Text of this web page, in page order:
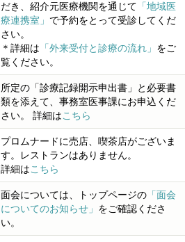
だき、紹介元医療機関を通じて 「地域医
療連携室」 で予約をとって受診してくだ
さい。
＊詳細は 「外来受付と診療の流れ」 をご
覧ください。
所定の「診療記録開示申出書」と必要書
類を添えて、事務室医事課にお申込くだ
さい。 詳細はこちら
プロムナードに売店、喫茶店がございま
す。レストランはありません。
詳細はこちら
面会については、トップページの 「面会
についてのお知らせ」 をご確認くださ
い。